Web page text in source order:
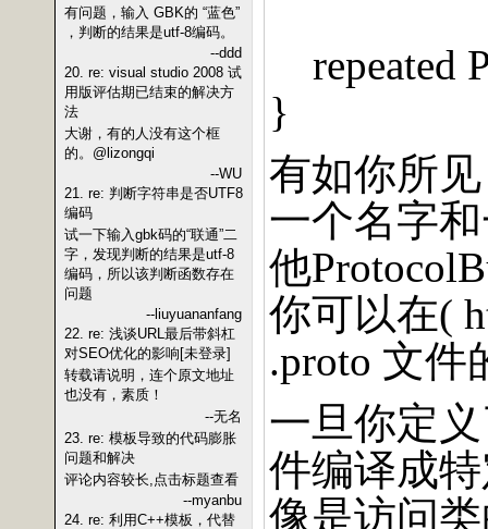
有问题，输入 GBK的 “蓝色”
，判断的结果是utf-8编码。
--ddd
20. re: visual studio 2008 试
用版评估期已结束的解决方
法
大谢，有的人没有这个框
的。@lizongqi
--WU
21. re: 判断字符串是否UTF8
编码
试一下输入gbk码的“联通”二
字，发现判断的结果是utf-8
编码，所以该判断函数存在
问题
--liuyuananfang
22. re: 浅谈URL最后带斜杠
对SEO优化的影响[未登录]
转载请说明，连个原文地址
也没有，素质！
--无名
23. re: 模板导致的代码膨胀
问题和解决
评论内容较长,点击标题查看
--myanbu
24. re: 利用C++模板，代替
repeated
}
有如你所
一个名字
他
你可以在(
.proto 文件
一旦你定
件编译成
像是访问